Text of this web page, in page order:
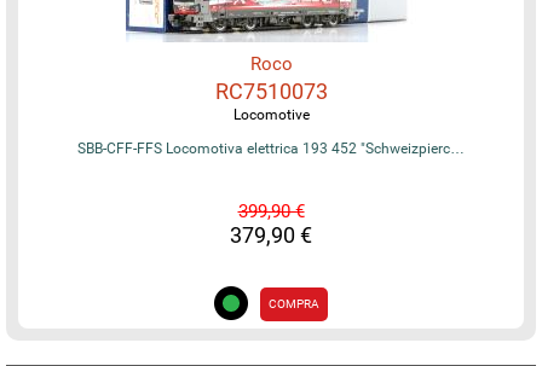
Roco
RC7510073
Locomotive
SBB-CFF-FFS Locomotiva elettrica 193 452 "Schweizpierc…
399,90 €
379,90 €
COMPRA